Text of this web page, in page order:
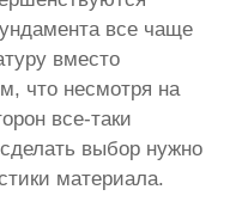
все чаще
вместо
что несмотря на
все-таки
выбор нужно
материала.